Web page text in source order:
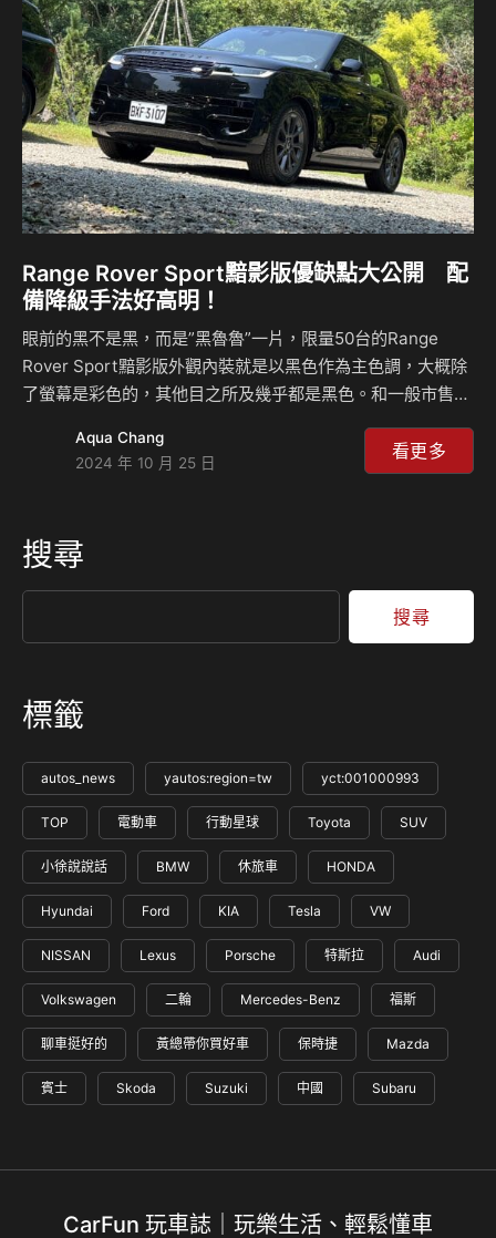
Range Rover Sport黯影版優缺點大公開 配
備降級手法好高明！
眼前的黑不是黑，而是”黑魯魯”一片，限量50台的Range
Rover Sport黯影版外觀內裝就是以黑色作為主色調，大概除
了螢幕是彩色的，其他目之所及幾乎都是黑色。和一般市售
400萬元以下，讓它與X5、GLE等競品相較變得它極具競爭
力。它怎麼做到的？哪些配備被”降級”了？整體表現如何？來
Aqua Chang
2024 年 10 月 25 日
看更多
搜尋
搜尋
標籤
autos_news yautos:region=tw yct:001000993
TOP 電動車 行動星球 Toyota SUV
小徐說說話 BMW 休旅車 HONDA
Hyundai Ford KIA Tesla VW
NISSAN Lexus Porsche 特斯拉 Audi
Volkswagen 二輪 Mercedes-Benz 福斯
聊車挺好的 黃總帶你買好車 保時捷 Mazda
賓士 Skoda Suzuki 中國 Subaru
CarFun 玩車誌｜玩樂生活、輕鬆懂車